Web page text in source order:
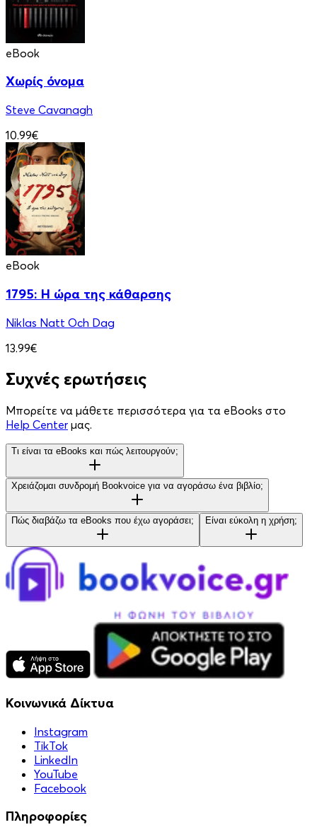
eBook
Χωρίς όνομα
Steve Cavanagh
10.99€
eBook
1795: Η ώρα της κάθαρσης
Niklas Natt Och Dag
13.99€
Συχνές ερωτήσεις
Μπορείτε να μάθετε περισσότερα για τα eBooks στο
Help Center μας.
Τι είναι τα eBooks και πώς λειτουργούν;
Χρειάζομαι συνδρομή Bookvoice για να αγοράσω ένα βιβλίο;
Πώς διαβάζω τα eBooks που έχω αγοράσει; Είναι εύκολη η χρήση;
Κοινωνικά Δίκτυα
Instagram
TikTok
LinkedIn
YouTube
Facebook
Πληροφορίες